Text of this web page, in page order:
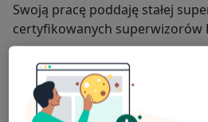
Swoją pracę poddaję stałej
certyfikowanych superwizorów
Miejsce przyjęć:
Zapraszam na sesje
gabinetu w samym centrum